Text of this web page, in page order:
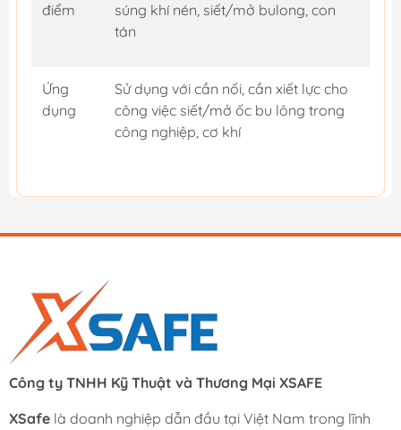
điểm
súng khí nén, siết/mở bulong, con
tán
Ứng
dụng
Sử dụng với cần nối, cần xiết lực cho
công việc siết/mở ốc bu lông trong
công nghiệp, cơ khí
Công ty TNHH Kỹ Thuật và Thương Mại XSAFE
XSafe là doanh nghiệp dẫn đầu tại Việt Nam trong lĩnh